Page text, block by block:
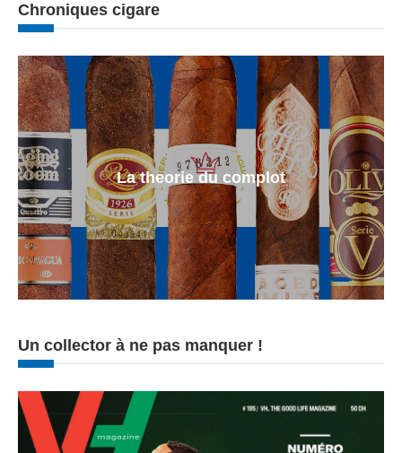
Chroniques cigare
La theorie du complot
Un collector à ne pas manquer !